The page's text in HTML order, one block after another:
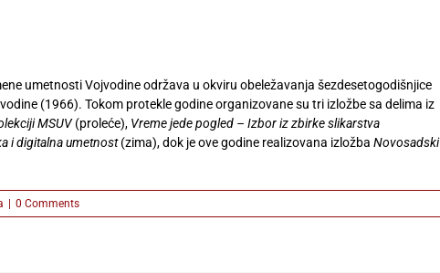
umetnosti Vojvodine održava u okviru obeležavanja šezdesetogodišnjice
(1966). Tokom protekle godine organizovane su tri izložbe sa delima iz
MSUV(proleće), Vreme jede pogled – Izbor iz zbirke slikarstva
i digitalna umetnost(zima), dok je ove godine realizovana izložba Novosadski
| 0 Comments